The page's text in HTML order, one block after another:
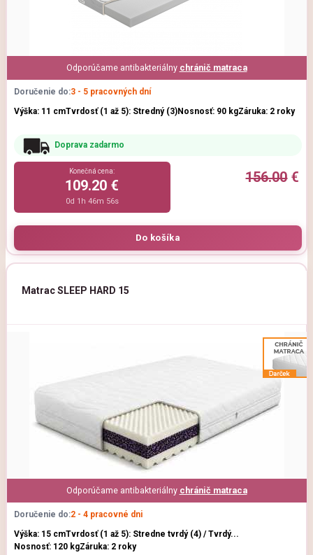
Odporúčame antibakteriálny chránič matraca
Doručenie do:3 - 5 pracovných dní
Výška: 11 cmTvrdosť (1 až 5): Stredný (3)Nosnosť: 90 kgZáruka: 2 roky
Doprava zadarmo
156.00€
Konečná cena:
109.20 €
0d 1h 46m 54s
Matrac SLEEP HARD 15
Odporúčame antibakteriálny chránič matraca
Doručenie do:2 - 4 pracovné dni
Výška: 15 cmTvrdosť (1 až 5): Stredne tvrdý (4) / Tvrdý...
Nosnosť: 120 kgZáruka: 2 roky